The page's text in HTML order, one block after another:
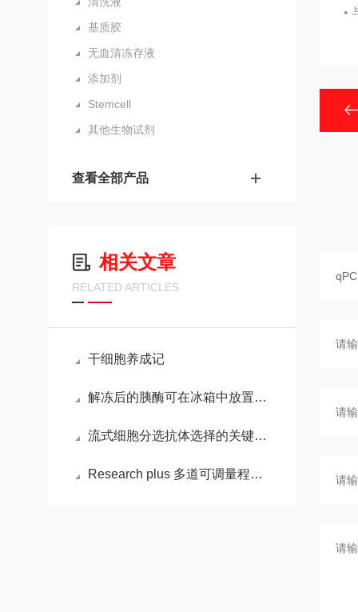
基质胶
无血清冻存液
添加剂
Stemcell
其他生物试剂
查看全部产品
相关文章
RELATED ARTICLES
干细胞养成记
解冻后的胰酶可在冰箱中放置多长时间？
流式细胞分选抗体选择的关键要点
Research plus 多道可调量程移液器的操作步骤
•